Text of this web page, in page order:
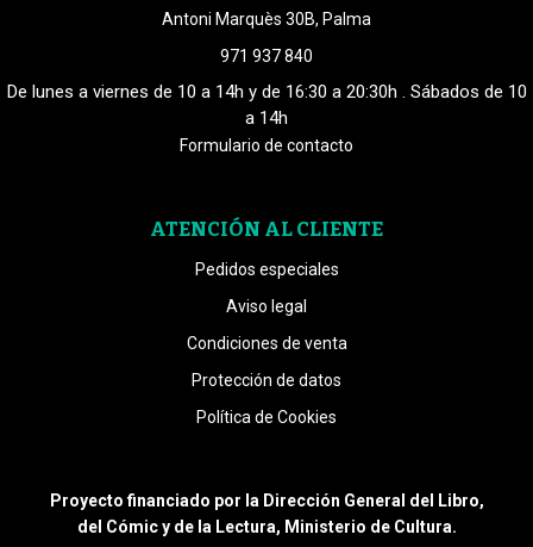
Antoni Marquès 30B, Palma
971 937 840
De lunes a viernes de 10 a 14h y de 16:30 a 20:30h . Sábados de 10
a 14h
Formulario de contacto
ATENCIÓN AL CLIENTE
Pedidos especiales
Aviso legal
Condiciones de venta
Protección de datos
Política de Cookies
Proyecto financiado por la Dirección General del Libro,
del Cómic y de la Lectura, Ministerio de Cultura.